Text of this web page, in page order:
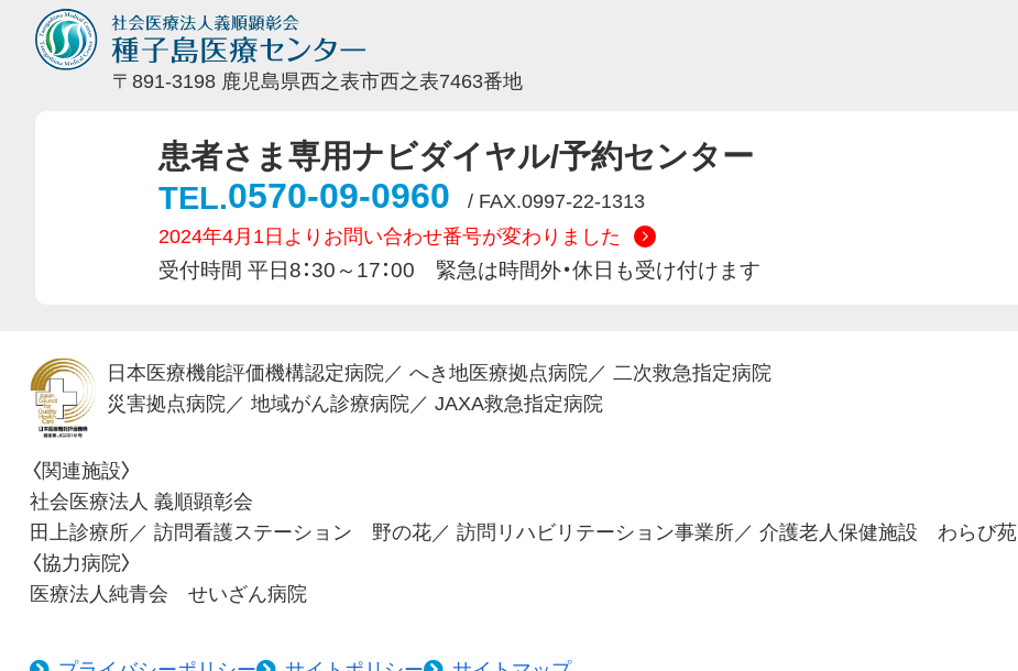
〒891-3198 鹿児島県西之表市西之表7463番地
患者さま専用ナビダイヤル/予約センター
TEL.0570-09-0960
/ FAX.0997-22-1313
2024年4月1日よりお問い合わせ番号が変わりました
受付時間 平日8：30～17：00 緊急は時間外・休日も受け付けます
日本医療機能評価機構認定病院／ へき地医療拠点病院／ 二次救急指定病院
災害拠点病院／ 地域がん診療病院／ JAXA救急指定病院
〈関連施設〉
社会医療法人 義順顕彰会
田上診療所／ 訪問看護ステーション 野の花／ 訪問リハビリテーション事業所／ 介護老人保健施設 わらび苑
〈協力病院〉
医療法人純青会 せいざん病院